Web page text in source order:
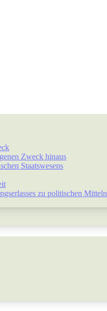
Zweck hinaus
Staatswesens
zu politischen Mitteln